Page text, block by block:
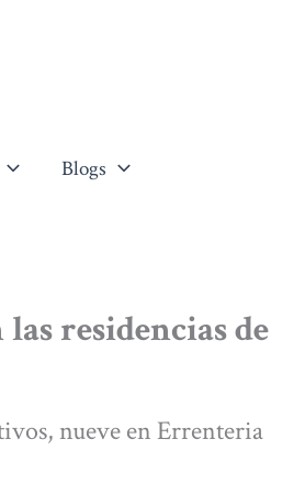
Blogs
residencias de
nueve en Errenteria